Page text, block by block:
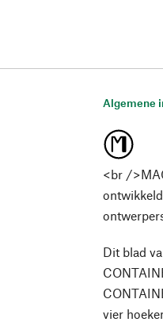
Algemene
<br /
Dit blad
vier